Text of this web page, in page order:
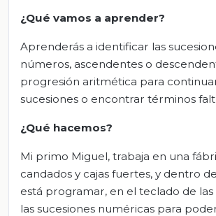
¿Qué vamos a aprender?
Aprenderás a identificar las
números, ascendentes o
progresión aritmética para
sucesiones o encontrar términos
¿Qué hacemos?
Mi primo Miguel, trabaja en una
candados y cajas fuertes, y dentro
está programar, en el teclado de las
las sucesiones numéricas para